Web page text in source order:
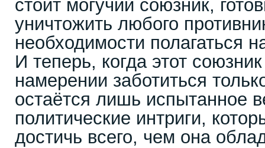
стоит могучий союзник,
уничтожить любого
необходимости полагаться
И теперь, когда этот
намерении заботиться
остаётся лишь испытанное
политические интриги,
достичь всего, чем она